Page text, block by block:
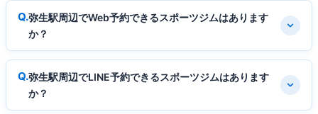
弥生駅周辺でWeb予約できるスポーツジムはあります
か？
弥生駅周辺でLINE予約できるスポーツジムはあります
か？